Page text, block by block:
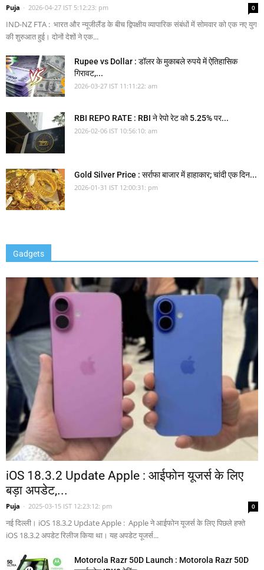
Puja - 2026-04-27 IST 5:12:23: pm 0
IND-NZ FTA : भारत और न्यूजीलैंड के बीच द्विपक्षीय व्यापारिक संबंधों में सोमवार को एक नए युग
की शुरुआत हुई। दोनों देशों ने एक...
Rupee vs Dollar : डॉलर के मुकाबले रुपये में ऐतिहासिक
गिरावट,...
2026-03-27 IST 11:11:22: am
RBI REPO RATE : RBI ने रेपो रेट को 5.25% पर...
2026-02-06 IST 10:56:10: am
Gold Silver Price : सर्राफा बाजार में हाहाकार; चांदी एक दिन...
2026-01-31 IST 12:00:31: pm
Gadgets
iOS 18.3.2 Update Apple : आईफोन यूजर्स के लिए
बड़ा अपडेट,...
Puja - 2025-03-15 IST 12:23:12: pm 0
नई दिल्ली। iOS 18.3.2 Update Apple : Apple ने आईफोन यूजर्स के लिए पिछले हफ्ते
iOS 18.3.2 अपडेट रिलीज किया था। यह अपडेट यूजर्स...
Motorola Razr 50D Launch : Motorola Razr 50D